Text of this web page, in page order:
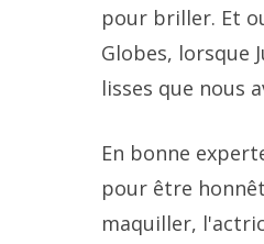
pour briller. Et
Globes, lorsque
lisses que nous
En bonne
pour être
maquiller,